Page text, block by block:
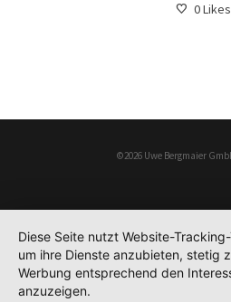
0Likes
©2026 Uwe Bergmaier
Diese Seite nutzt Website-
um ihre Dienste anzubieten, stetig
Werbung entsprechend den
anzuzeigen.